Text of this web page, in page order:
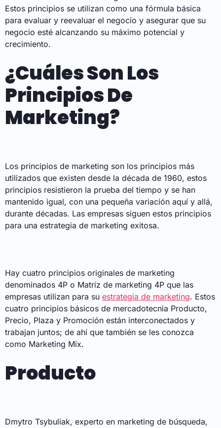
Estos principios se utilizan como una fórmula básica
para evaluar y reevaluar el negocio y asegurar que su
negocio esté alcanzando su máximo potencial y
crecimiento.
¿Cuáles Son Los
Principios De
Marketing?
Los principios de marketing son los principios más
utilizados que existen desde la década de 1960, estos
principios resistieron la prueba del tiempo y se han
mantenido igual, con una pequeña variación aquí y allá,
durante décadas. Las empresas siguen estos principios
para una estrategia de marketing exitosa.
Hay cuatro principios originales de marketing
denominados 4P o Matriz de marketing 4P que las
empresas utilizan para su estrategia de marketing. Estos
cuatro principios básicos de mercadotecnia Producto,
Precio, Plaza y Promoción están interconectados y
trabajan juntos; de ahí que también se les conozca
como Marketing Mix.
Producto
Dmytro Tsybuliak, experto en marketing de búsqueda,